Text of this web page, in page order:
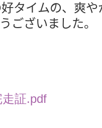
タイムの、爽
ございました。
証.pdf